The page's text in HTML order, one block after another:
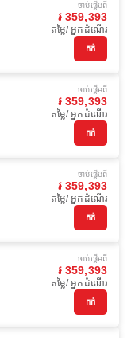
ចាប់ផ្ដើមពី
៛ 359,393
តម្លៃ/ អ្នកដំណើរ
កក់
ចាប់ផ្ដើមពី
៛ 359,393
តម្លៃ/ អ្នកដំណើរ
កក់
ចាប់ផ្ដើមពី
៛ 359,393
តម្លៃ/ អ្នកដំណើរ
កក់
ចាប់ផ្ដើមពី
៛ 359,393
តម្លៃ/ អ្នកដំណើរ
កក់